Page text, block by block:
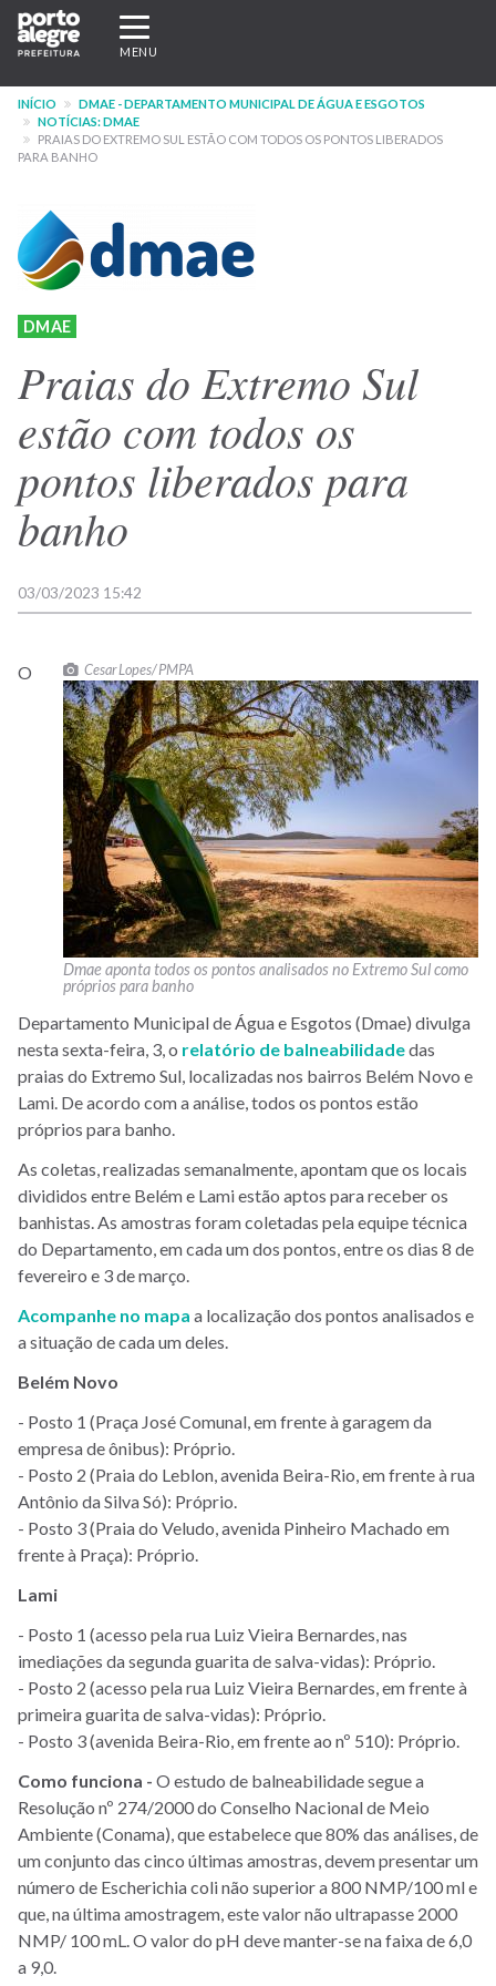
Pular
para
conteúdo
principal
Expandir/recolher
navegação
MENU
INÍCIO
DMAE - DEPARTAMENTO MUNICIPAL DE ÁGUA E ESGOTOS
NOTÍCIAS: DMAE
PRAIAS DO EXTREMO SUL ESTÃO COM TODOS OS PONTOS LIBERADOS
PARA BANHO
DMAE
Praias do Extremo Sul
estão com todos os
pontos liberados para
banho
03/03/2023 15:42
Cesar Lopes/ PMPA
Dmae aponta todos os pontos analisados no Extremo Sul como
próprios para banho
O
Departamento Municipal de Água e Esgotos (Dmae) divulga
nesta sexta-feira, 3, o relatório de balneabilidadedas
praias do Extremo Sul, localizadas nos bairros Belém Novo e
Lami. De acordo com a análise, todos os pontos estão
próprios para banho.
As coletas, realizadas semanalmente, apontam que os locais
divididos entre Belém e Lami estão aptos para receber os
banhistas. As amostras foram coletadas pela equipe técnica
do Departamento, em cada um dos pontos, entre os dias 8 de
fevereiro e 3 de março.
Acompanhe no mapa a localização dos pontos analisados e
a situação de cada um deles.
Belém Novo
- Posto 1 (Praça José Comunal, em frente à garagem da
empresa de ônibus): Próprio.
- Posto 2 (Praia do Leblon, avenida Beira-Rio, em frente à rua
Antônio da Silva Só): Próprio.
- Posto 3 (Praia do Veludo, avenida Pinheiro Machado em
frente à Praça): Próprio.
Lami
- Posto 1 (acesso pela rua Luiz Vieira Bernardes, nas
imediações da segunda guarita de salva-vidas): Próprio.
- Posto 2 (acesso pela rua Luiz Vieira Bernardes, em frente à
primeira guarita de salva-vidas): Próprio.
- Posto 3 (avenida Beira-Rio, em frente ao nº 510): Próprio.
Como funciona - O estudo de balneabilidade segue a
Resolução nº 274/2000 do Conselho Nacional de Meio
Ambiente (Conama), que estabelece que 80% das análises, de
um conjunto das cinco últimas amostras, devem presentar um
número de Escherichia coli não superior a 800 NMP/100 ml e
que, na última amostragem, este valor não ultrapasse 2000
NMP/ 100 mL. O valor do pH deve manter-se na faixa de 6,0
a 9,0.